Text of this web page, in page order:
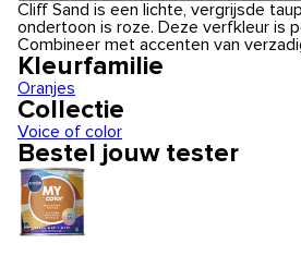
Cliff Sand is een lichte, vergrijsde
ondertoon is roze. Deze verfkleur is
Combineer met accenten van
Kleurfamilie
Oranjes
Collectie
Voice of color
Bestel jouw tester